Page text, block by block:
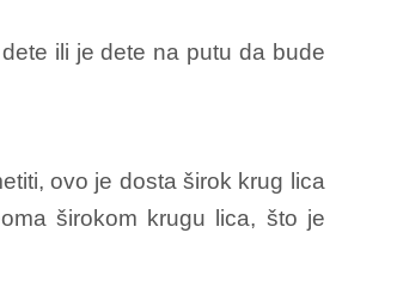
ili je dete na putu da bude
ovo je dosta širok krug lica
širokom krugu lica, što je